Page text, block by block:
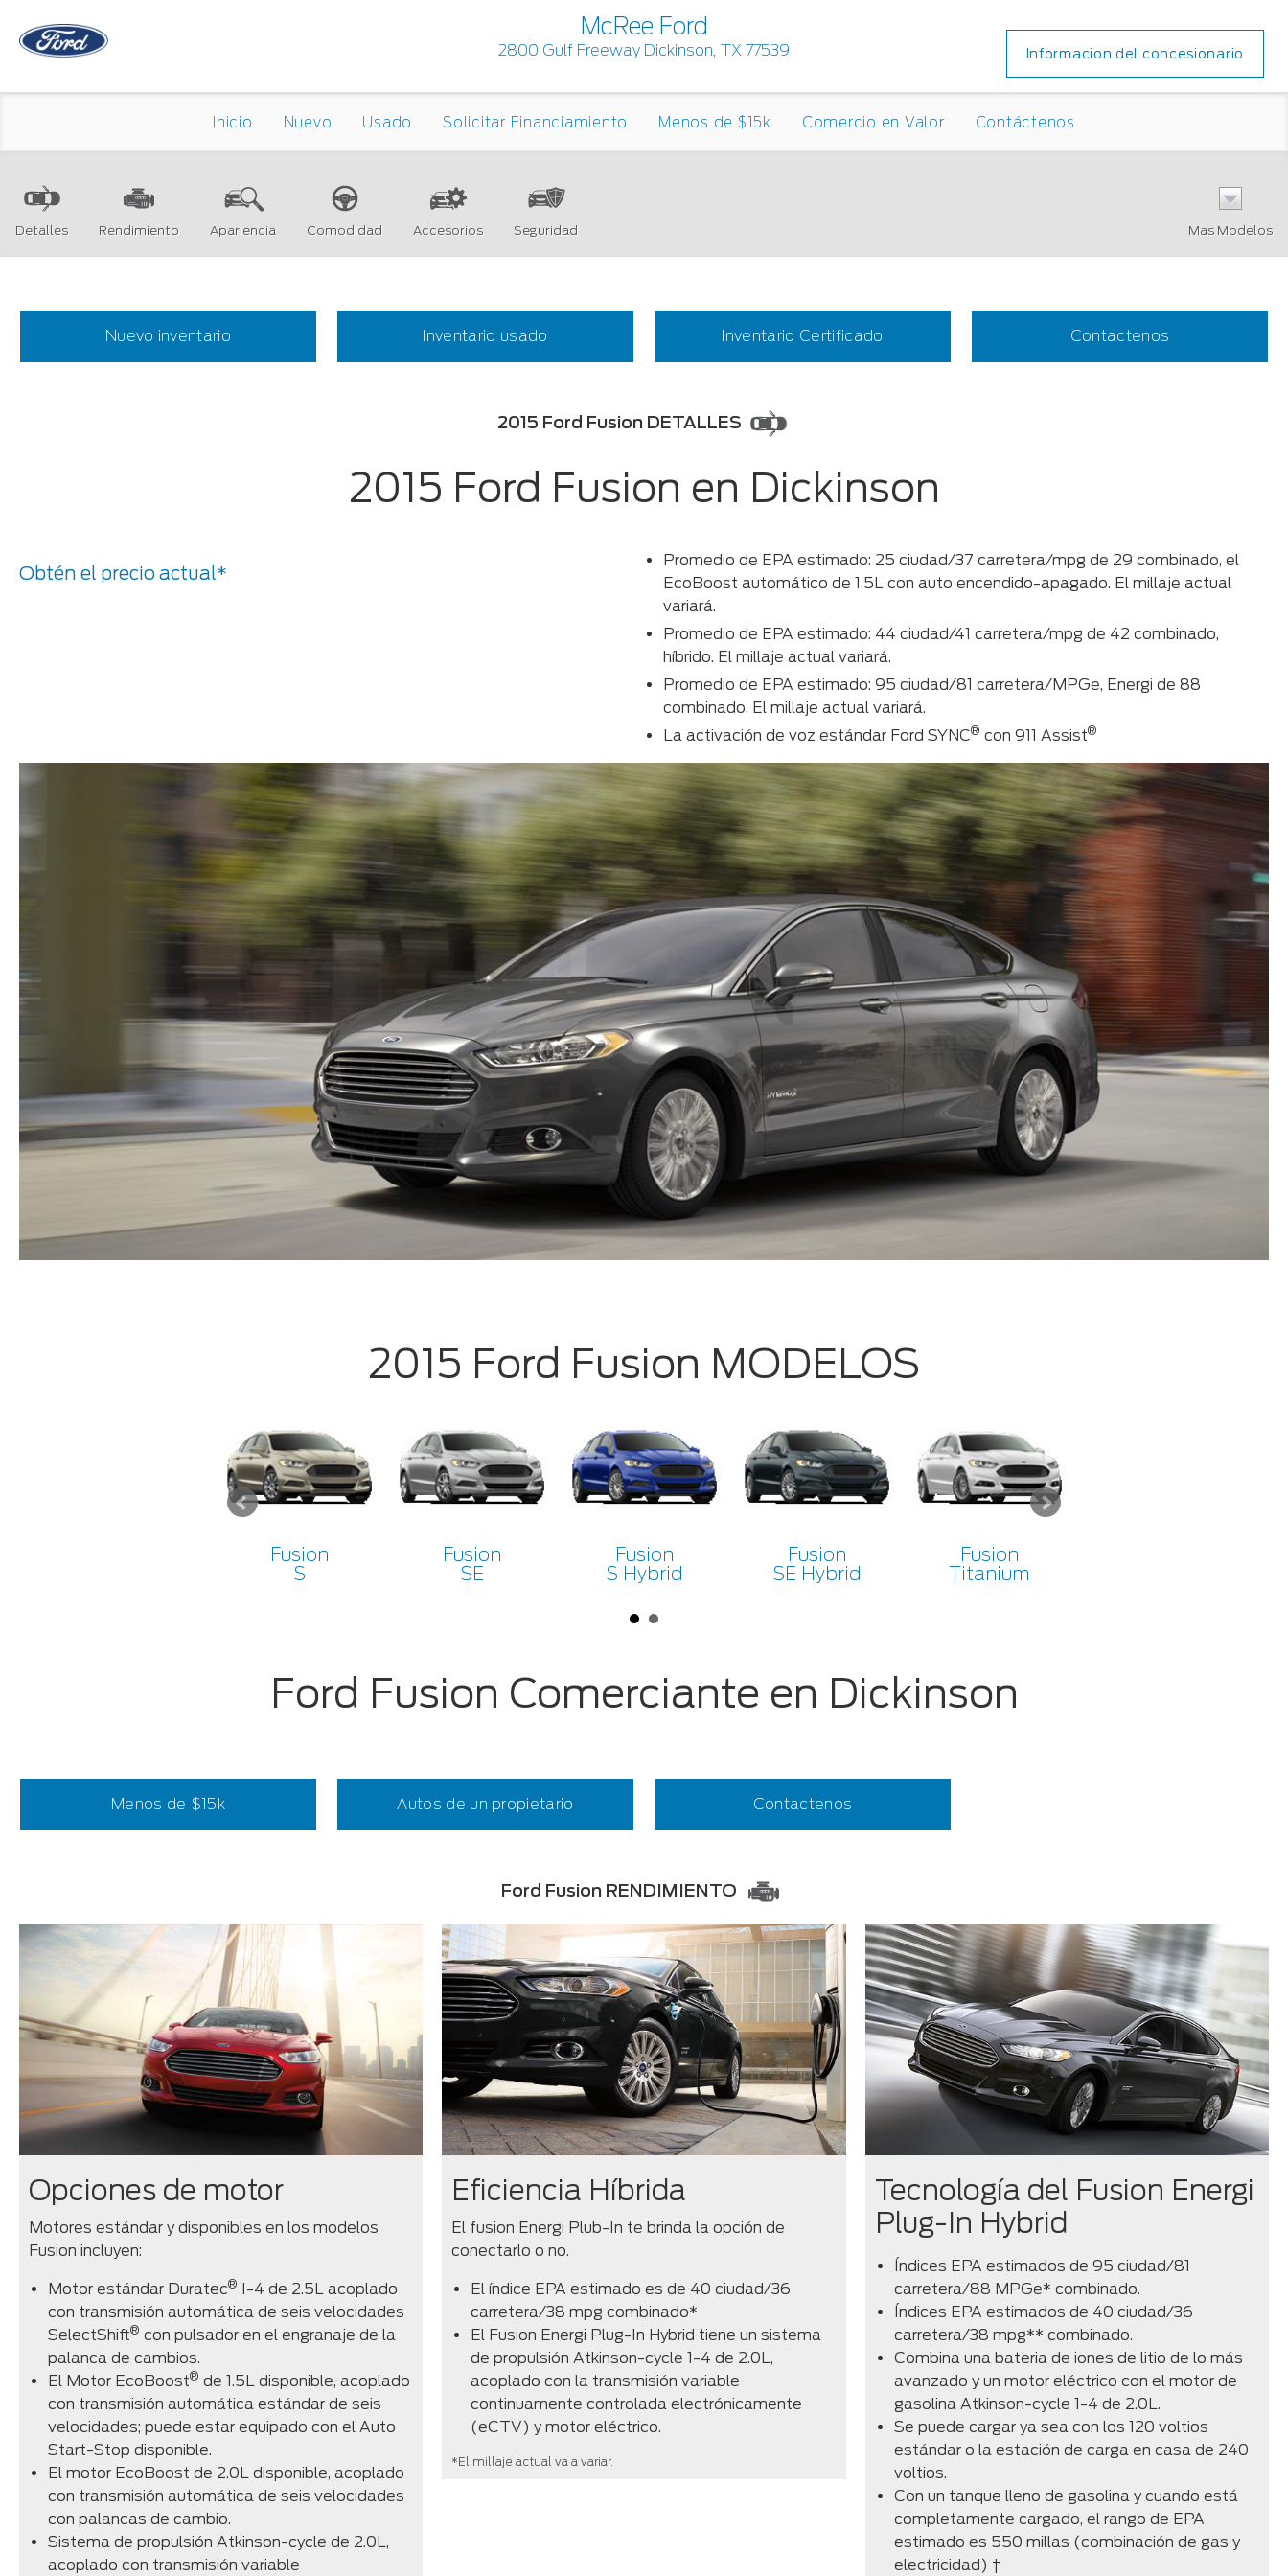
McRee Ford
2800 Gulf Freeway Dickinson, TX 77539 Informacion del concesionario
Inicio Nuevo Usado Solicitar Financiamiento Menos de $15k Comercio en Valor Contáctenos
Detalles Rendimiento Apariencia Comodidad Accesorios Seguridad Mas Modelos
Nuevo inventario Inventario usado Inventario Certificado Contactenos
2015 Ford Fusion DETALLES
2015 Ford Fusion en Dickinson
Obtén el precio actual*
Promedio de EPA estimado: 25 ciudad/37 carretera/mpg de 29 combinado, el
EcoBoost automático de 1.5L con auto encendido-apagado. El millaje actual
variará.
Promedio de EPA estimado: 44 ciudad/41 carretera/mpg de 42 combinado,
híbrido. El millaje actual variará.
Promedio de EPA estimado: 95 ciudad/81 carretera/MPGe, Energi de 88
combinado. El millaje actual variará.
La activación de voz estándar Ford SYNC® con 911 Assist®
2015 Ford Fusion MODELOS
Fusion
S
Fusion
SE
Fusion
S Hybrid
Fusion
SE Hybrid
Fusion
Titanium
Ford Fusion Comerciante en Dickinson
Menos de $15k Autos de un propietario Contactenos
Ford Fusion RENDIMIENTO
Opciones de motor
Motores estándar y disponibles en los modelos
Fusion incluyen:
Motor estándar Duratec®
I-4 de 2.5L acoplado
con transmisión automática de seis velocidades
SelectShift® con pulsador en el engranaje de la
palanca de cambios.
El Motor EcoBoost® de 1.5L disponible, acoplado
con transmisión automática estándar de seis
velocidades; puede estar equipado con el Auto
Start-Stop disponible.
El motor EcoBoost de 2.0L disponible, acoplado
con transmisión automática de seis velocidades
con palancas de cambio.
Sistema de propulsión Atkinson-cycle de 2.0L,
acoplado con transmisión variable
Eficiencia Híbrida
El fusion Energi Plub-In te brinda la opción de
conectarlo o no.
El índice EPA estimado es de 40 ciudad/36
carretera/38 mpg combinado*
El Fusion Energi Plug-In Hybrid tiene un sistema
de propulsión Atkinson-cycle 1-4 de 2.0L,
acoplado con la transmisión variable
continuamente controlada electrónicamente
(eCTV) y motor eléctrico.
*El millaje actual va a variar.
Tecnología del Fusion Energi
Plug-In Hybrid
Índices EPA estimados de 95 ciudad/81
carretera/88 MPGe* combinado.
Índices EPA estimados de 40 ciudad/36
carretera/38 mpg** combinado.
Combina una bateria de iones de litio de lo más
avanzado y un motor eléctrico con el motor de
gasolina Atkinson-cycle 1-4 de 2.0L.
Se puede cargar ya sea con los 120 voltios
estándar o la estación de carga en casa de 240
voltios.
Con un tanque lleno de gasolina y cuando está
completamente cargado, el rango de EPA
estimado es 550 millas (combinación de gas y
electricidad) †